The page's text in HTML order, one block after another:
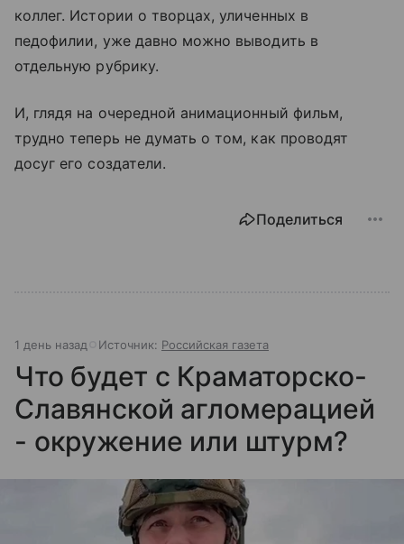
коллег. Истории о творцах, уличенных в
педофилии, уже давно можно выводить в
отдельную рубрику.
И, глядя на очередной анимационный фильм,
трудно теперь не думать о том, как проводят
досуг его создатели.
Поделиться
1 день назад Источник: Российская газета
Что будет с Краматорско-
Славянской агломерацией
- окружение или штурм?